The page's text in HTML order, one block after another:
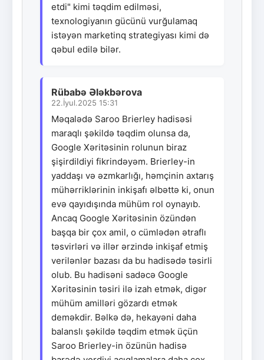
etdi" kimi təqdim edilməsi,
texnologiyanın gücünü vurğulamaq
istəyən marketinq strategiyası kimi də
qəbul edilə bilər.
Rübabə Ələkbərova
22.İyul.2025 15:31
Məqalədə Saroo Brierley hadisəsi
maraqlı şəkildə təqdim olunsa da,
Google Xəritəsinin rolunun biraz
şişirdildiyi fikrindəyəm. Brierley-in
yaddaşı və əzmkarlığı, həmçinin axtarış
mühərriklərinin inkişafı əlbəttə ki, onun
evə qayıdışında mühüm rol oynayıb.
Ancaq Google Xəritəsinin özündən
başqa bir çox amil, o cümlədən ətraflı
təsvirləri və illər ərzində inkişaf etmiş
verilənlər bazası da bu hadisədə təsirli
olub. Bu hadisəni sadəcə Google
Xəritəsinin təsiri ilə izah etmək, digər
mühüm amilləri gözardı etmək
deməkdir. Bəlkə də, hekayəni daha
balanslı şəkildə təqdim etmək üçün
Saroo Brierley-in özünün hadisə